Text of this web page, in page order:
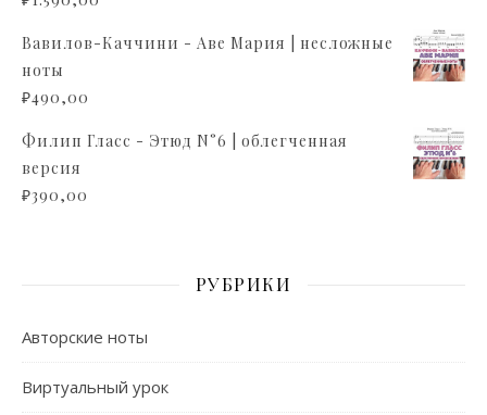
Вавилов-Каччини - Аве Мария | несложные
ноты
₽490,00
Филип Гласс - Этюд N°6 | облегченная
версия
₽390,00
РУБРИКИ
Авторские ноты
Виртуальный урок